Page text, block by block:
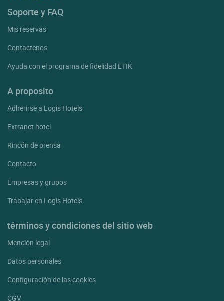
Soporte y FAQ
Mis reservas
Contactenos
Ayuda con el programa de fidelidad ETIK
A proposito
Adherirse a Logis Hotels
Extranet hotel
Rincón de prensa
Contacto
Empresas y grupos
Trabajar en Logis Hotels
términos y condiciones del sitio web
Mención legal
Datos personales
Configuración de las cookies
CGV